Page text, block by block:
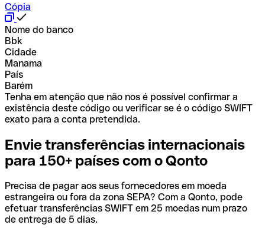
Cópia
Nome do banco
Bbk
Cidade
Manama
País
Barém
Tenha em atenção que não nos é possível confirmar a
existência deste código ou verificar se é o código SWIFT
exato para a conta pretendida.
Envie transferências internacionais
para 150+ países com o Qonto
Precisa de pagar aos seus fornecedores em moeda
estrangeira ou fora da zona SEPA? Com a Qonto, pode
efetuar transferências SWIFT em 25 moedas num prazo
de entrega de 5 dias.